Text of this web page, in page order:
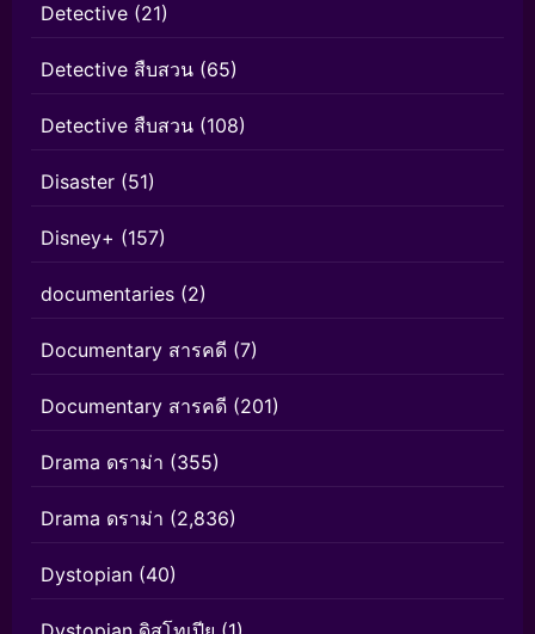
Detective (21)
Detective สืบสวน (65)
Detective สืบสวน (108)
Disaster (51)
Disney+ (157)
documentaries (2)
Documentary สารคดี (7)
Documentary สารคดี (201)
Drama ดราม่า (355)
Drama ดราม่า (2,836)
Dystopian (40)